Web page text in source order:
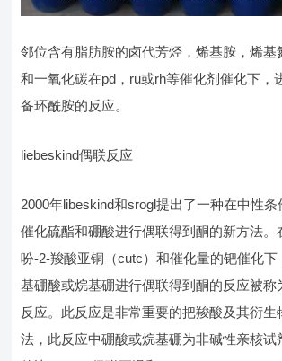
邻位含有脂肪胺的卤代芳烃，烯基胺，烯基
和一氧化碳在pd，ru或rh等催化剂催化下，
备环酰胺的反应。
liebeskind偶联反应
2000年libeskind和srogl提出了一种在中性
催化硫酯和硼酸进行偶联得到酮的新方法。
吩-2-羧酸亚铜（cutc）和催化量的钯催化
基硼酸或烷基硼进行偶联得到酮的反应被称
反应。此反应是非常重要的把羧酸及其衍生
法，此反应中硼酸或烷基硼为非碱性亲核试